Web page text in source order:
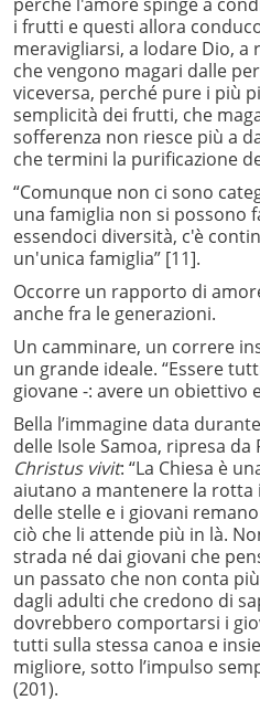
i frutti e questi allora
meravigliarsi, a lodare Dio,
che vengono magari dalle
viceversa, perché pure i più
semplicità dei frutti, che
sofferenza non riesce più a
che termini la purificazione
“Comunque non ci sono
una famiglia non si possono
essendoci diversità, c'è
un'unica famiglia” [11].
Occorre un rapporto di
anche fra le generazioni.
Un camminare, un correre
un grande ideale. “Essere
giovane -: avere un obiettivo
Bella l’immagine data
delle Isole Samoa, ripresa da
Christus vivit: “La Chiesa è
aiutano a mantenere la
delle stelle e i giovani
ciò che li attende più in là.
strada né dai giovani che
un passato che non conta
dagli adulti che credono di
dovrebbero comportarsi i
tutti sulla stessa canoa e
migliore, sotto l’impulso
(201).